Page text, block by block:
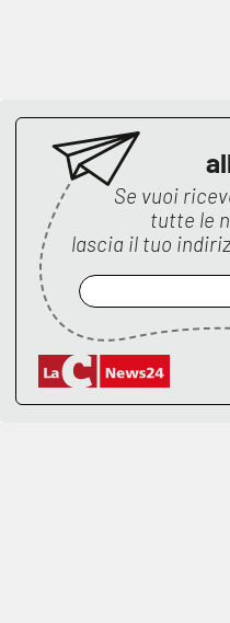
Se vuoi
tutte le
lascia il tuo